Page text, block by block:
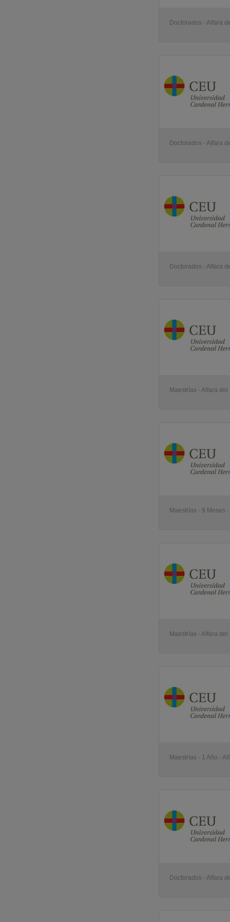
Doctorados - Alfara
Doctorados - Alfara
Doctorados - Alfara
Maestrías - Alfara del
Maestrías - 9 Meses
Maestrías - Alfara del
Maestrías - 1 Año -
Doctorados - Alfara